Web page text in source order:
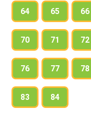
64 65 66
70 71 72
76 77 78
83 84